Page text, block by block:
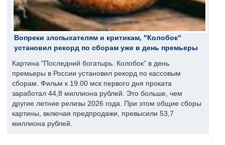
Вопреки злопыхателям и критикам, "Колобок"
установил рекорд по сборам уже в день премьеры
Картина "Последний богатырь. Колобок" в день
премьеры в России установил рекорд по кассовым
сборам. Фильм к 19.00 мск первого дня проката
заработал 44,8 миллиона рублей. Это больше, чем
другие летние релизы 2026 года. При этом общие сборы
картины, включая предпродажи, превысили 53,7
миллиона рублей.